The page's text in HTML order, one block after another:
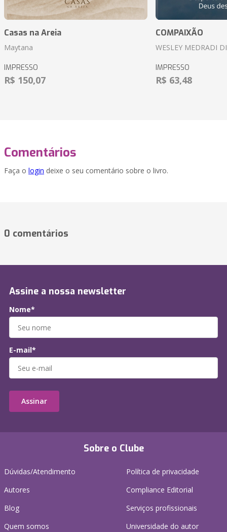
Casas na Areia
Maytana
IMPRESSO
R$ 150,07
COMPAIXÃO
WESLEY MEDRADI
IMPRESSO
R$ 63,48
Comentários
Faça o login deixe o seu comentário sobre o livro.
0 comentários
Sobre o Clube
Dúvidas/Atendimento
Autores
Blog
Quem somos
Política de privacidade
Compliance Editorial
Serviços profissionais
Universidade do autor
Assine a nossa newsletter
Nome*
E-mail*
Assinar